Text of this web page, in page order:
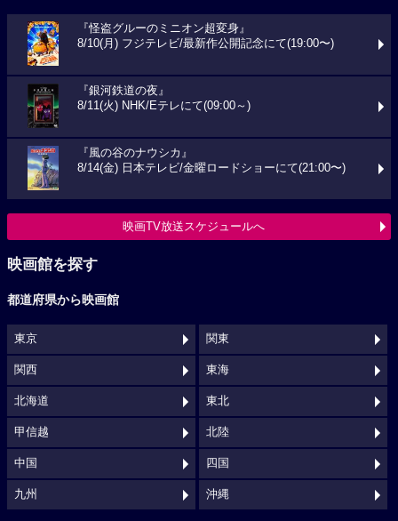
『怪盗グルーのミニオン超変身』
8/10(月) フジテレビ/最新作公開記念にて(19:00〜)
『銀河鉄道の夜』
8/11(火) NHK/Eテレにて(09:00～)
『風の谷のナウシカ』
8/14(金) 日本テレビ/金曜ロードショーにて(21:00〜)
映画TV放送スケジュールへ
映画館を探す
都道府県から映画館
東京 関東
関西 東海
北海道 東北
甲信越 北陸
中国 四国
九州 沖縄